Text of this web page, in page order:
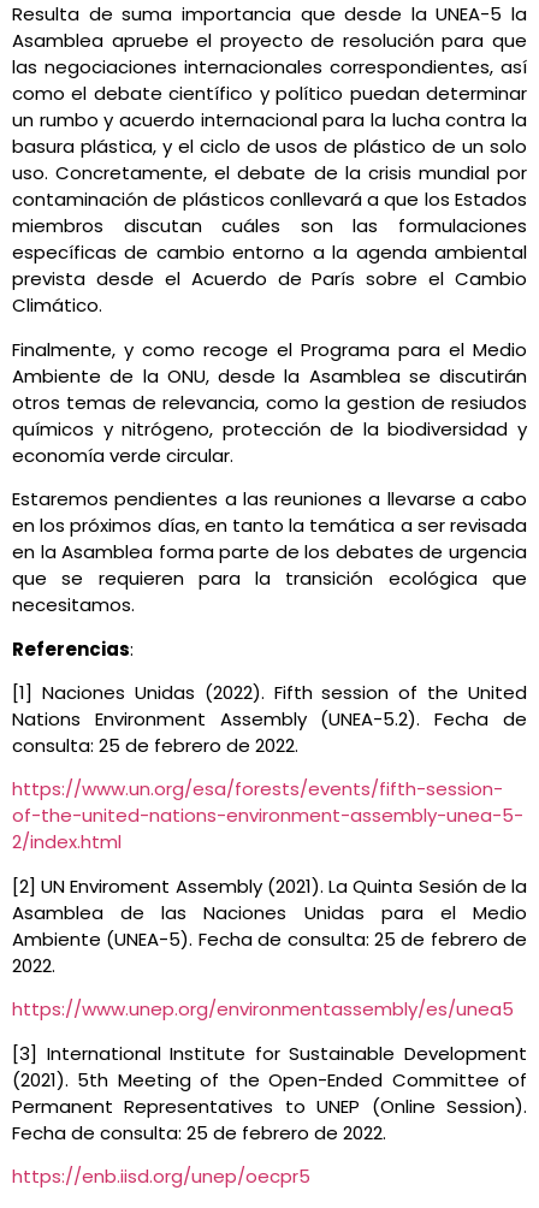
Resulta de suma importancia que desde la UNEA-5 la
Asamblea apruebe el proyecto de resolución para que
las negociaciones internacionales correspondientes, así
como el debate científico y político puedan determinar
un rumbo y acuerdo internacional para la lucha contra la
basura plástica, y el ciclo de usos de plástico de un solo
uso. Concretamente, el debate de la crisis mundial por
contaminación de plásticos conllevará a que los Estados
miembros discutan cuáles son las formulaciones
específicas de cambio entorno a la agenda ambiental
prevista desde el Acuerdo de París sobre el Cambio
Climático.
Finalmente, y como recoge el Programa para el Medio
Ambiente de la ONU, desde la Asamblea se discutirán
otros temas de relevancia, como la gestion de resiudos
químicos y nitrógeno, protección de la biodiversidad y
economía verde circular.
Estaremos pendientes a las reuniones a llevarse a cabo
en los próximos días, en tanto la temática a ser revisada
en la Asamblea forma parte de los debates de urgencia
que se requieren para la transición ecológica que
necesitamos.
Referencias:
[1] Naciones Unidas (2022). Fifth session of the United
Nations Environment Assembly (UNEA-5.2). Fecha de
consulta: 25 de febrero de 2022.
https://www.un.org/esa/forests/events/fifth-session-
of-the-united-nations-environment-assembly-unea-5-
2/index.html
[2] UN Enviroment Assembly (2021). La Quinta Sesión de la
Asamblea de las Naciones Unidas para el Medio
Ambiente (UNEA-5). Fecha de consulta: 25 de febrero de
2022.
https://www.unep.org/environmentassembly/es/unea5
[3] International Institute for Sustainable Development
(2021). 5th Meeting of the Open-Ended Committee of
Permanent Representatives to UNEP (Online Session).
Fecha de consulta: 25 de febrero de 2022.
https://enb.iisd.org/unep/oecpr5